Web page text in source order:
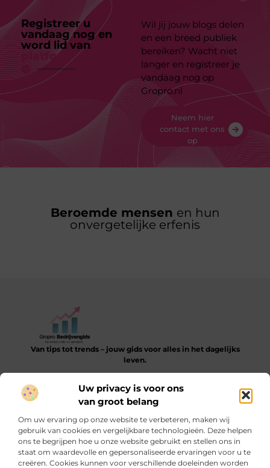
Uw privacy is voor ons
van groot belang
Om uw ervaring op onze website te verbeteren, maken wij
gebruik van cookies en vergelijkbare technologieën. Deze helpen
ons te begrijpen hoe u onze website gebruikt en stellen ons in
staat om waardevolle en gepersonaliseerde ervaringen voor u te
creëren. Cookies kunnen voor verschillende doeleinden worden
Registreer u
vandaag nog en
word lid van
platform
Wil jij jouw blogs delen
en een breed publiek
bereiken? Wacht niet
langer en registreer je
vandaag nog op
Gropro.nl
Neem hier
contact met ons
op
Beroemde mensen en hun
onvergetelijke erfenis
Van tips tot trends – jouw gids voor alles in het dagelijks
leven.
helpen bij het ontdekken, leren en verbeteren van je dagelijkse
routine.
Bericht categorie